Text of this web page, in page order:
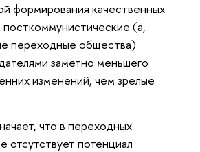
формирования качественных
посткоммунистические (а,
переходные общества)
заметно меньшего
изменений, чем зрелые
что в переходных
отсутствует потенциал